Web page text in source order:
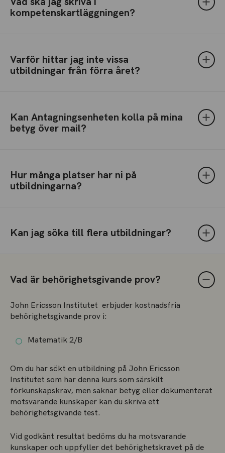
kompetenskartläggningen?
Varför hittar jag inte vissa
utbildningar från förra året?
Kan Antagningsenheten kolla på mina
betyg över mail?
Hur många platser har ni på
utbildningarna?
Kan jag söka till flera utbildningar?
Vad är behörighetsgivande prov?
John Ericsson Institutet erbjuder kostnadsfria
behörighetsgivande prov i:
Matematik 2/B
Om du har sökt en utbildning på John Ericsson
Institutet som har denna kurs som särskilt
förkunskapskrav, men saknar betyg eller dokumenterat
motsvarande kunskaper kan du skriva ett
behörighetsgivande test.
Vid godkänt resultat bedöms du ha motsvarande
kunskaper och uppfyller det behörighetskravet på de